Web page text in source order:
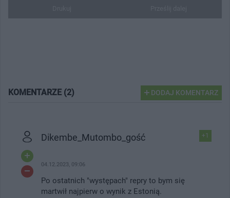
KOMENTARZE (2) DODAJ KOMENTARZ
+1
Dikembe_Mutombo_gość
04.12.2023, 09:06
Po ostatnich "występach" repry to bym się
martwił najpierw o wynik z Estonią.